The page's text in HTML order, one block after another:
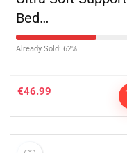
Bed…
Already Sold: 62%
€46.99